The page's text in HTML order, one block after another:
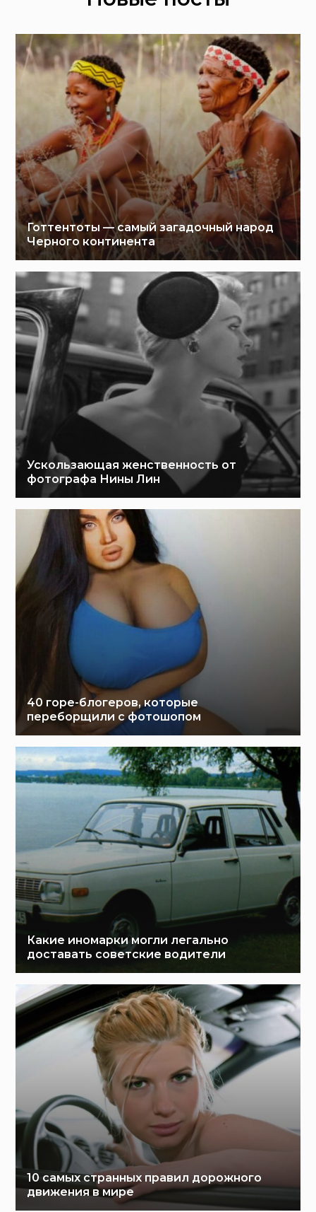
Готтентоты — самый загадочный народ
Черного континента
Ускользающая женственность от
фотографа Нины Лин
40 горе-блогеров, которые
переборщили с фотошопом
Какие иномарки могли легально
доставать советские водители
10 самых странных правил дорожного
движения в мире